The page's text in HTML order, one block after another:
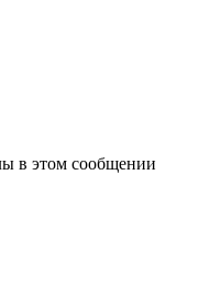
в этом сообщении